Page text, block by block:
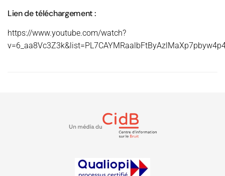
Lien de téléchargement :
https://www.youtube.com/watch?